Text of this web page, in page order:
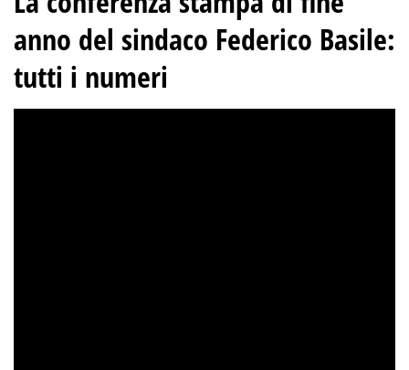
anno del sindaco Federico Basile:
tutti i numeri